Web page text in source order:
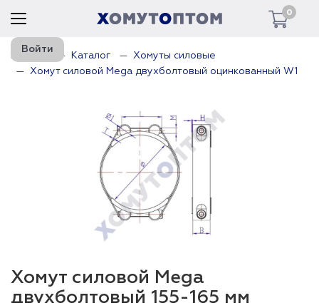
0
Войти
Главная Каталог
Хомуты силовые
Хомут силовой Mega двухболтовый оцинкованный W1
Хомут силовой Mega
двухболтовый 155-165 мм